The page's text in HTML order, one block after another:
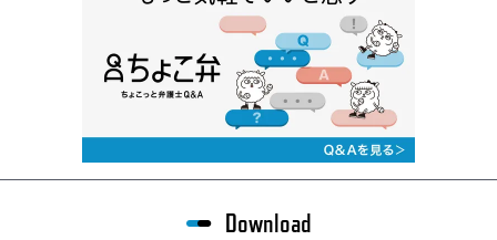
Download